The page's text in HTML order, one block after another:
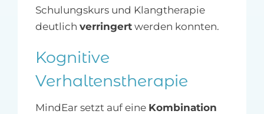
Schulungskurs und Klangtherapie
deutlich verringertwerden konnten.
Kognitive
Verhaltenstherapie
MindEar setzt auf eine Kombination